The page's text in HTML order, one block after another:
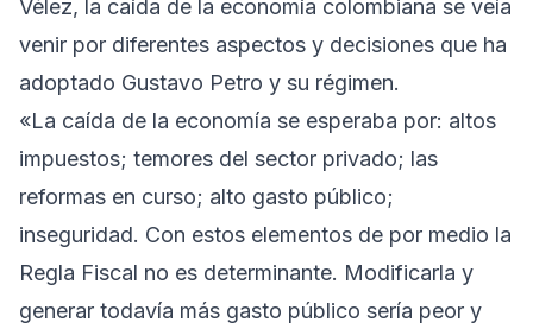
Vélez, la caída de la economía colombiana se veía
venir por diferentes aspectos y decisiones que ha
adoptado Gustavo Petro y su régimen.
«La caída de la economía se esperaba por: altos
impuestos; temores del sector privado; las
reformas en curso; alto gasto público;
inseguridad. Con estos elementos de por medio la
Regla Fiscal no es determinante. Modificarla y
generar todavía más gasto público sería peor y